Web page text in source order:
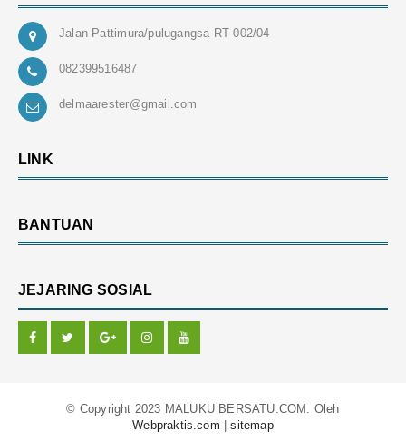
Jalan Pattimura/pulugangsa RT 002/04
082399516487
delmaarester@gmail.com
LINK
BANTUAN
JEJARING SOSIAL
© Copyright 2023 MALUKU BERSATU.COM. Oleh
Webpraktis.com |sitemap